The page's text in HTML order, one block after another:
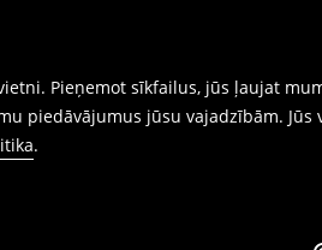
Pieņemot sīkfailus, jūs ļaujat
piedāvājumus jūsu vajadzībām.
.